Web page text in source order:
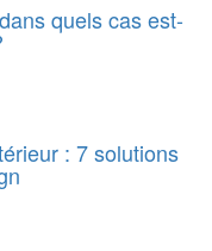
quels cas est-
: 7 solutions